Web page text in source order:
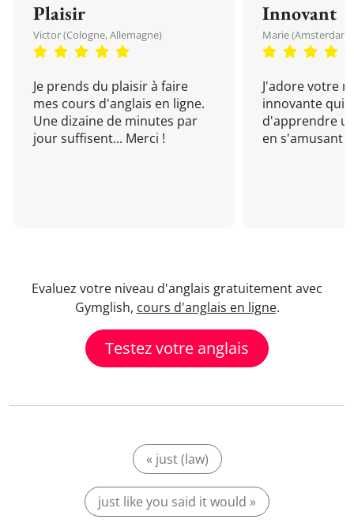
Plaisir
Victor (Cologne, Allemagne)
Je prends du plaisir à faire
mes cours d'anglais en ligne.
Une dizaine de minutes par
jour suffisent... Merci !
Innovant
Marie (Amsterdam,
J'adore votre
innovante qui
d'apprendre
en s'amusant !
Evaluez votre niveau d'anglais gratuitement avec
Gymglish, cours d'anglais en ligne.
Testez votre anglais
« just (law)
just like you said it would »